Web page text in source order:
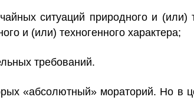
ситуаций природного и (или)
и (или) техногенного характера;
требований.
«абсолютный» мораторий. Но в